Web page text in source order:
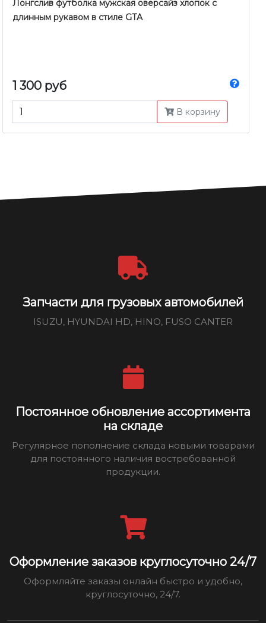
Лонгслив футболка мужская оверсайз хлопок с
длинным рукавом в стиле GTA
1 300 руб
В корзину
Запчасти для грузовых автомобилей
ISUZU, HYUNDAI HD, HINO, FUSO CANTER
Постоянное обновление ассортимента
на складе
Регулярное пополнение склада новыми товарами
для постоянного наличия востребованной
продукции.
Оформление заказов круглосуточно 24/7
Оформляйте заказы онлайн быстро и удобно,
круглосуточно, 24/7.